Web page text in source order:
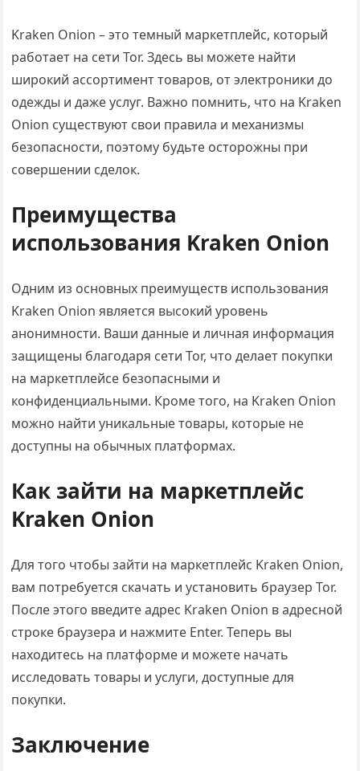
Kraken Onion – это темный маркетплейс, который
работает на сети Tor. Здесь вы можете найти
широкий ассортимент товаров, от электроники до
одежды и даже услуг. Важно помнить, что на Kraken
Onion существуют свои правила и механизмы
безопасности, поэтому будьте осторожны при
совершении сделок.
Преимущества
использования Kraken Onion
Одним из основных преимуществ использования
Kraken Onion является высокий уровень
анонимности. Ваши данные и личная информация
защищены благодаря сети Tor, что делает покупки
на маркетплейсе безопасными и
конфиденциальными. Кроме того, на Kraken Onion
можно найти уникальные товары, которые не
доступны на обычных платформах.
Как зайти на маркетплейс
Kraken Onion
Для того чтобы зайти на маркетплейс Kraken Onion,
вам потребуется скачать и установить браузер Tor.
После этого введите адрес Kraken Onion в адресной
строке браузера и нажмите Enter. Теперь вы
находитесь на платформе и можете начать
исследовать товары и услуги, доступные для
покупки.
Заключение